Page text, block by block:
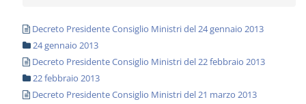
Decreto Presidente Consiglio Ministri del 24 gennaio 2013
24 gennaio 2013
Decreto Presidente Consiglio Ministri del 22 febbraio 2013
22 febbraio 2013
Decreto Presidente Consiglio Ministri del 21 marzo 2013